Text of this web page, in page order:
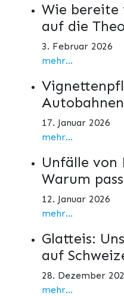
Wie
auf die
3. Februar 2026
mehr...
Autobahnen
17. Januar 2026
mehr...
Unfälle von
Warum
12. Januar 2026
mehr...
Glatteis:
auf
28. Dezember
mehr...